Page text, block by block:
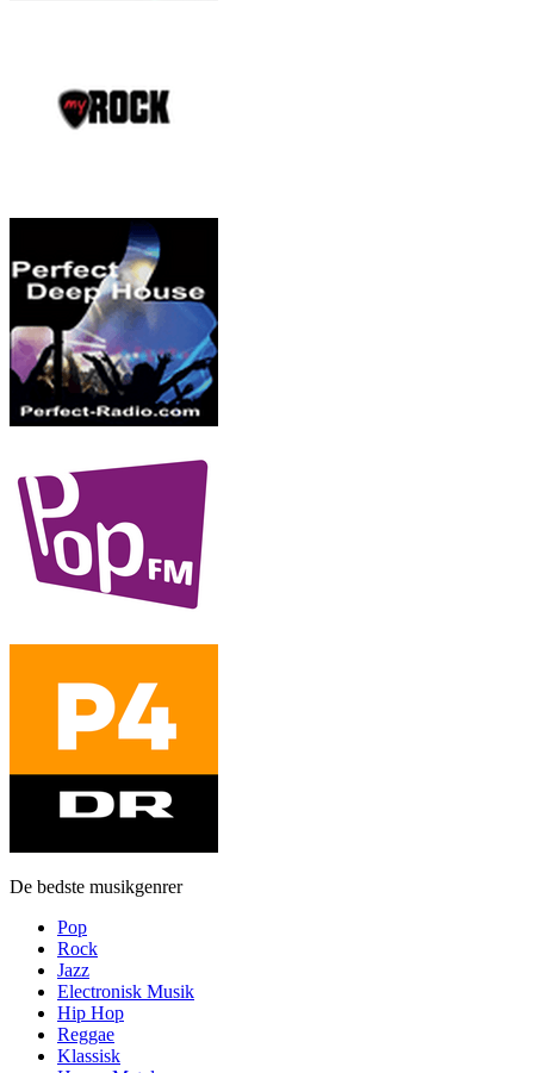
De bedste musikgenrer
Pop
Rock
Jazz
Electronisk Musik
Hip Hop
Reggae
Klassisk